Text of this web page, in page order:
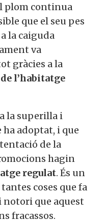
plom continua
que el seu pes
la caiguda
va
gràcies a la
l’habitatge
la superilla i
ha adoptat, i que
de la
hagin
regulat. És un
coses que fa
notori que aquest
fracassos.